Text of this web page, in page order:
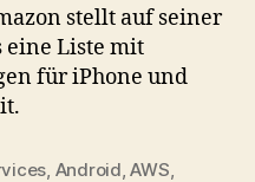
stellt auf seiner
eine Liste mit
für iPhone und
Android ,AWS